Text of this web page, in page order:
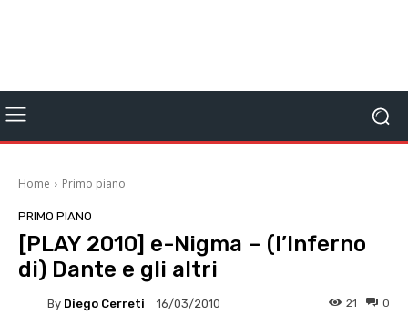
Home Primo piano
PRIMO PIANO
[PLAY 2010] e-Nigma – (l’Inferno
di) Dante e gli altri
By Diego Cerreti 16/03/2010 0
21